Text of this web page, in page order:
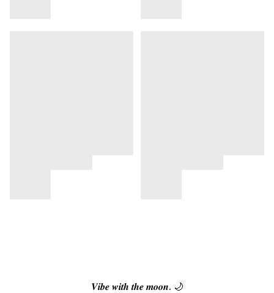
𝑽𝒊𝒃𝒆 𝒘𝒊𝒕𝒉 𝒕𝒉𝒆 𝒎𝒐𝒐𝒏. 🌙